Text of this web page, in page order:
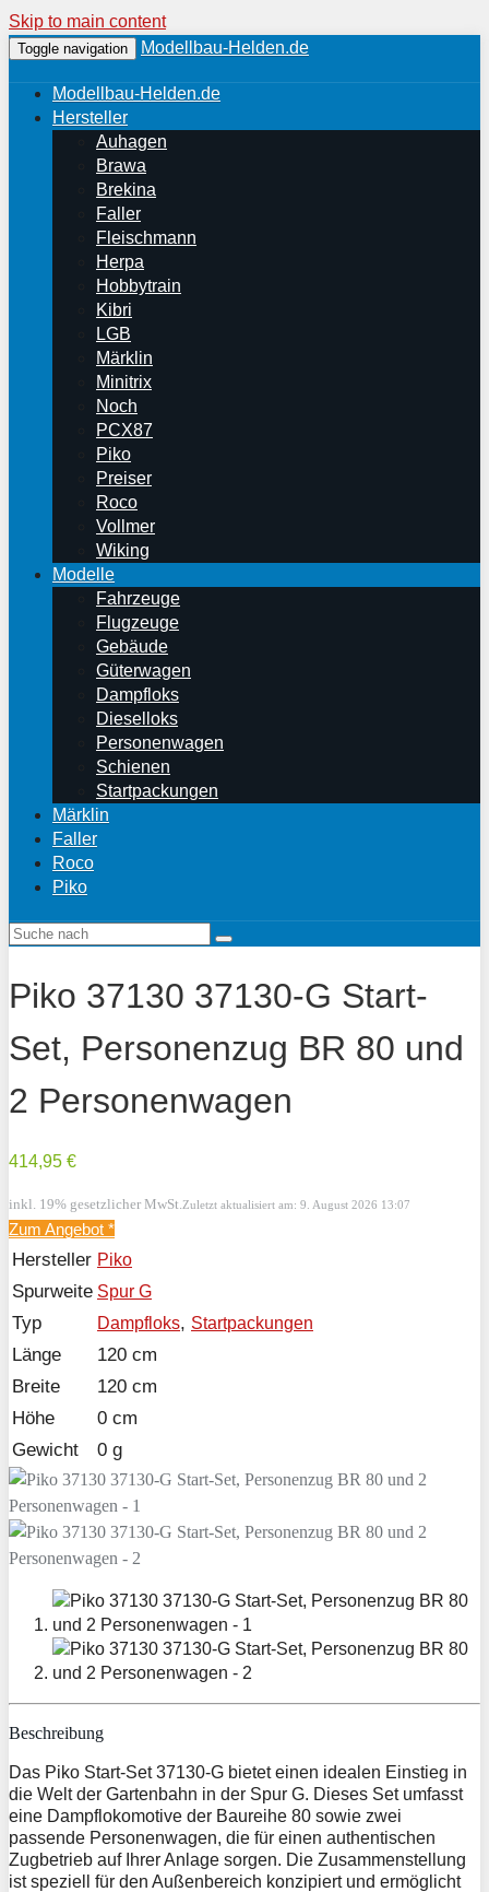
Skip to main content
Toggle navigation Modellbau-Helden.de
Modellbau-Helden.de
Hersteller
Auhagen
Brawa
Brekina
Faller
Fleischmann
Herpa
Hobbytrain
Kibri
LGB
Märklin
Minitrix
Noch
PCX87
Piko
Preiser
Roco
Vollmer
Wiking
Modelle
Fahrzeuge
Flugzeuge
Gebäude
Güterwagen
Dampfloks
Dieselloks
Personenwagen
Schienen
Startpackungen
Märklin
Faller
Roco
Piko
Piko 37130 37130-G Start-
Set, Personenzug BR 80 und
2 Personenwagen
414,95 €
inkl. 19% gesetzlicher MwSt. Zuletzt aktualisiert am: 9. August 2026 13:07
Zum Angebot *
Hersteller Piko
Spurweite Spur G
Typ Dampfloks, Startpackungen
Länge
120 cm
Breite
120 cm
Höhe
0 cm
Gewicht
0 g
Beschreibung
Das Piko Start-Set 37130-G bietet einen idealen Einstieg in
die Welt der Gartenbahn in der Spur G. Dieses Set umfasst
eine Dampflokomotive der Baureihe 80 sowie zwei
passende Personenwagen, die für einen authentischen
Zugbetrieb auf Ihrer Anlage sorgen. Die Zusammenstellung
ist speziell für den Außenbereich konzipiert und ermöglicht